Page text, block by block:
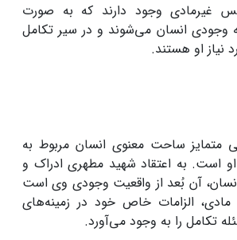
غیرمادی وجود دارند که به صورت
انسان می‌شوند و در سیر تکامل
نیاز او هستند.
ساحت معنوی انسان مربوط به
به اعتقاد شهید مطهری ادراک و
آن بُعد از واقعیت وجودی وی است
الزامات خاص خود در زمینه‌های
تکامل را به وجود می‌آورد.